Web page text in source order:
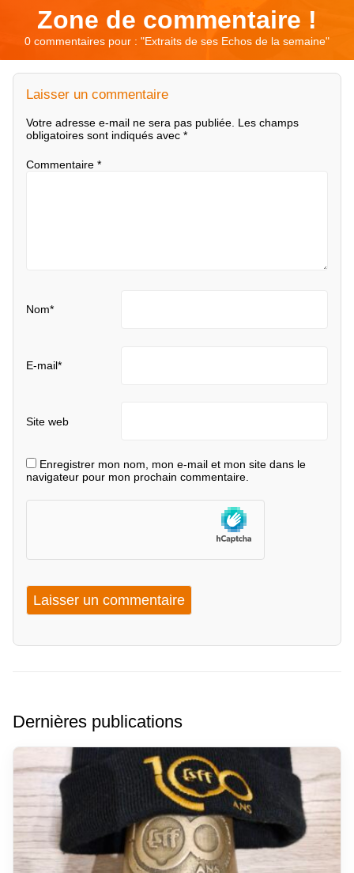
Zone de commentaire !
0 commentaires pour : "Extraits de ses Echos de la semaine"
Laisser un commentaire
Votre adresse e-mail ne sera pas publiée. Les champs
obligatoires sont indiqués avec *
Commentaire *
Nom*
E-mail*
Site web
Enregistrer mon nom, mon e-mail et mon site dans le
navigateur pour mon prochain commentaire.
Dernières publications